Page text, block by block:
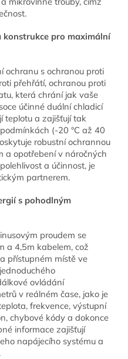
konstrukce pro maximální
ochranu s ochranou proti
přehřátí, ochranou proti
která chrání jak vaše
účinné duální chladicí
teplotu a zajišťují tak
(-20 °C až 40
robustní ochrannou
a opotřebení v náročných
a účinnost, je
partnerem.
s pohodlným
proudem se
a 4,5m kabelem, což
přístupném místě ve
ovládání
v reálném čase, jako je
frekvence, výstupní
chybové kódy a dokonce
informace zajišťují
napájecího systému a